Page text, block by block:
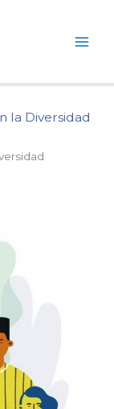
la Diversidad